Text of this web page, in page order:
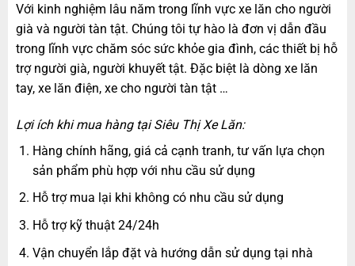
Với kinh nghiệm lâu năm trong lĩnh vực xe lăn cho người
già và người tàn tật. Chúng tôi tự hào là đơn vị dẫn đầu
trong lĩnh vực chăm sóc sức khỏe gia đình, các thiết bị hỗ
trợ người già, người khuyết tật. Đặc biệt là dòng xe lăn
tay, xe lăn điện, xe cho người tàn tật …
Lợi ích khi mua hàng tại Siêu Thị Xe Lăn:
Hàng chính hãng, giá cả cạnh tranh, tư vấn lựa chọn
sản phẩm phù hợp với nhu cầu sử dụng
Hỗ trợ mua lại khi không có nhu cầu sử dụng
Hỗ trợ kỹ thuật 24/24h
Vận chuyển lắp đặt và hướng dẫn sử dụng tại nhà